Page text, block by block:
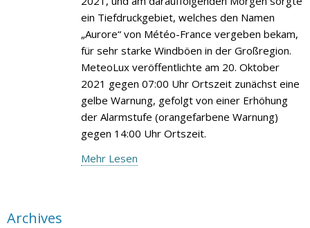
ein Tiefdruckgebiet, welches den Namen
„Aurore“ von Météo-France vergeben bekam,
für sehr starke Windböen in der Großregion.
MeteoLux veröffentlichte am 20. Oktober
2021 gegen 07:00 Uhr Ortszeit zunächst eine
gelbe Warnung, gefolgt von einer Erhöhung
der Alarmstufe (orangefarbene Warnung)
gegen 14:00 Uhr Ortszeit.
Mehr Lesen
Archives